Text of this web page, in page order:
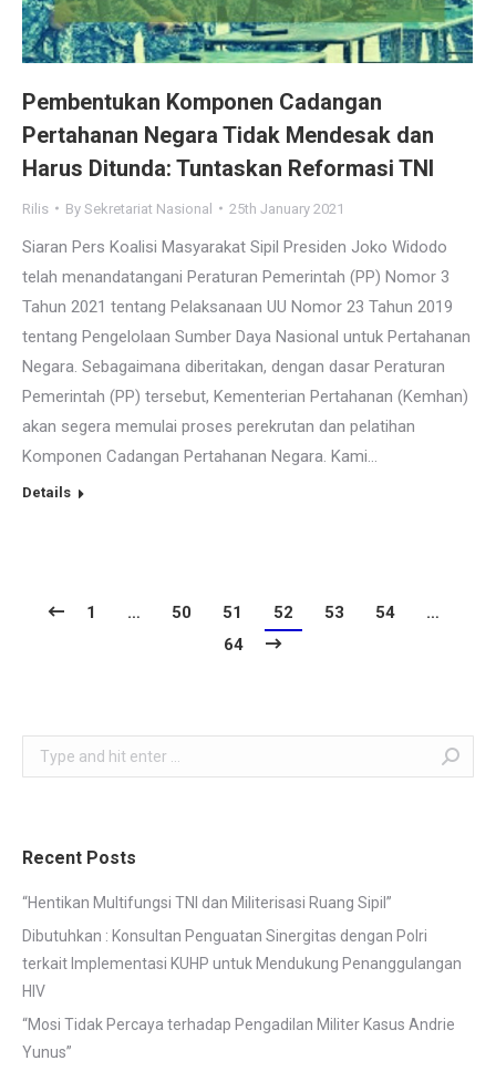
Pembentukan Komponen Cadangan
Pertahanan Negara Tidak Mendesak dan
Harus Ditunda: Tuntaskan Reformasi TNI
Rilis By Sekretariat Nasional 25th January 2021
Siaran Pers Koalisi Masyarakat Sipil Presiden Joko Widodo
telah menandatangani Peraturan Pemerintah (PP) Nomor 3
Tahun 2021 tentang Pelaksanaan UU Nomor 23 Tahun 2019
tentang Pengelolaan Sumber Daya Nasional untuk Pertahanan
Negara. Sebagaimana diberitakan, dengan dasar Peraturan
Pemerintah (PP) tersebut, Kementerian Pertahanan (Kemhan)
akan segera memulai proses perekrutan dan pelatihan
Komponen Cadangan Pertahanan Negara. Kami…
Details
1 … 50 51 52 53 54
…
64
Search:
Recent Posts
“Hentikan Multifungsi TNI dan Militerisasi Ruang Sipil”
Dibutuhkan : Konsultan Penguatan Sinergitas dengan Polri
terkait Implementasi KUHP untuk Mendukung Penanggulangan
HIV
“Mosi Tidak Percaya terhadap Pengadilan Militer Kasus Andrie
Yunus”